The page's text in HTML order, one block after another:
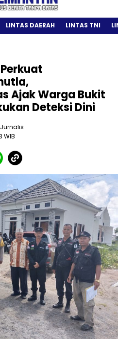
LINTAS DAERAH LINTAS TNI
Ajak Warga Bukit
Deteksi Dini
WIB